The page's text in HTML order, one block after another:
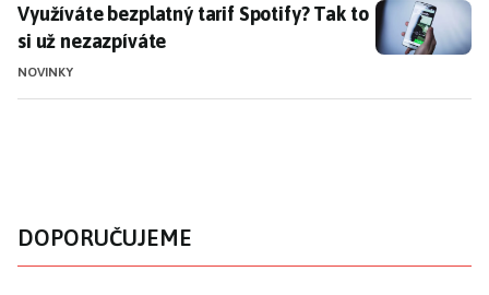
Využíváte bezplatný tarif Spotify? Tak to si už
Využíváte bezplatný tarif Spotify? Tak to
si už nezazpíváte
NOVINKY
DOPORUČUJEME